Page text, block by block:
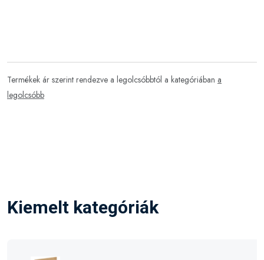
Termékek ár szerint rendezve a legolcsóbbtól a kategóriában a
legolcsóbb
Kiemelt kategóriák